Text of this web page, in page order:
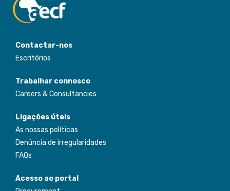
Contactar-nos
Escritórios
Trabalhar connosco
Careers & Consultancies
Ligações úteis
As nossas políticas
Denúncia de irregularidades
FAQs
Acesso ao portal